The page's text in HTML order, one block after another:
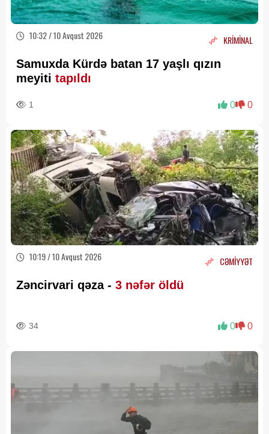
10:32 / 10 Avqust 2026 KRİMİNAL
Samuxda Kürdə batan 17 yaşlı qızın
meyiti tapıldı
1 0 0
10:19 / 10 Avqust 2026 CƏMİYYƏT
Zəncirvari qəza - 3 nəfər öldü
34 0 0